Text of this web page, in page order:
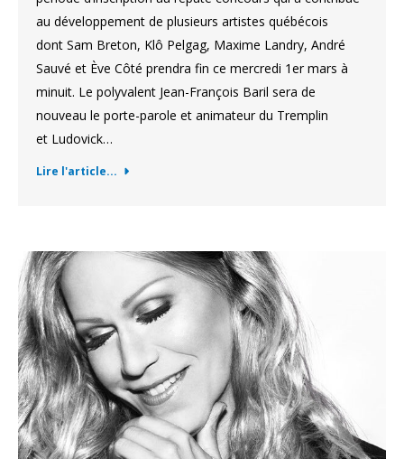
au développement de plusieurs artistes québécois
dont Sam Breton, Klô Pelgag, Maxime Landry, André
Sauvé et Ève Côté prendra fin ce mercredi 1er mars à
minuit. Le polyvalent Jean-François Baril sera de
nouveau le porte-parole et animateur du Tremplin
et Ludovick…
Lire l'article...